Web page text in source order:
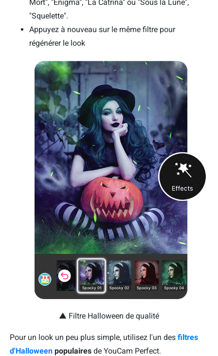
Mort", "Enigma", "La Catrina" ou "Sous la Lune",
"Squelette".
Appuyez à nouveau sur le même filtre pour
régénérer le look
▲ Filtre Halloween de qualité
Pour un look un peu plus simple, utilisez l'un des filtres
d'Halloween populaires de YouCam Perfect.